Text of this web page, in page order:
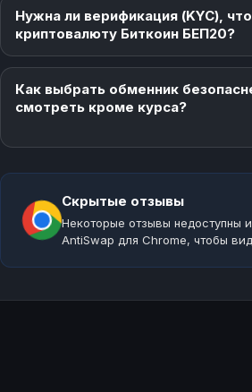
Нужна ли верификация (KYC),
криптовалюту Биткоин БЕП20?
Как выбрать обменник
смотреть кроме курса?
Скрытые отзывы
Некоторые отзывы недоступны
AntiSwap для Chrome, чтобы